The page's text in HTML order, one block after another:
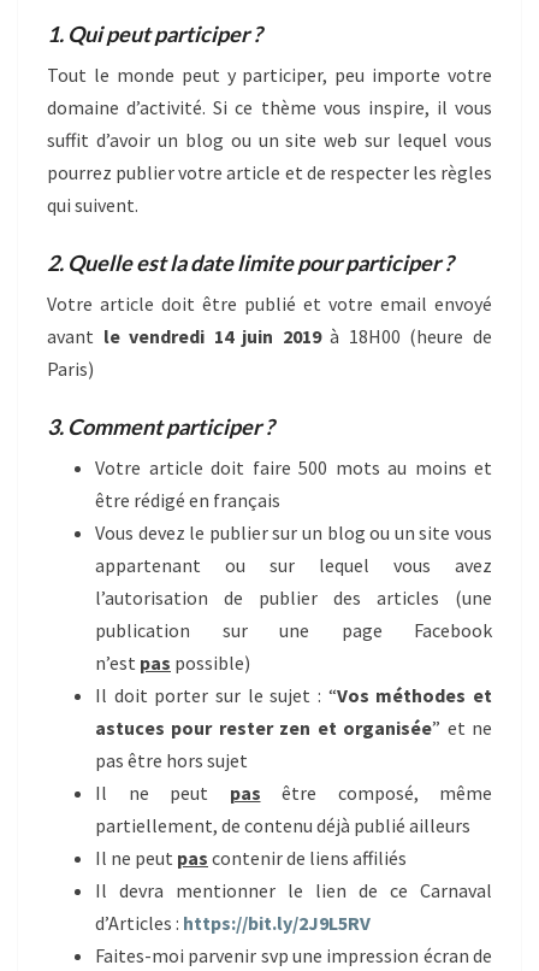
1. Qui peut participer ?
Tout le monde peut y participer, peu importe votre
domaine d’activité. Si ce thème vous inspire, il vous
suffit d’avoir un blog ou un site web sur lequel vous
pourrez publier votre article et de respecter les règles
qui suivent.
2. Quelle est la date limite pour participer ?
Votre article doit être publié et votre email envoyé
avant le vendredi 14 juin 2019à 18H00 (heure de
Paris)
3. Comment participer ?
Votre article doit faire 500 mots au moins et
être rédigé en français
Vous devez le publier sur un blog ou un site vous
appartenant ou sur lequel vous avez
l’autorisation de publier des articles (une
publication sur une page Facebook
n’est pas possible)
Il doit porter sur le sujet : “Vos méthodes et
astuces pour rester zen et organisée” et ne
pas être hors sujet
Il ne peut pas être composé, même
partiellement, de contenu déjà publié ailleurs
Il ne peut pas contenir de liens affiliés
Il devra mentionner le lien de ce Carnaval
d’Articles : https://bit.ly/2J9L5RV
Faites-moi parvenir svp une impression écran de